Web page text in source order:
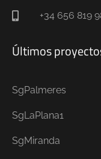
+34 656 819
Últimos
SgPalmeres
SgLaPlana1
SgMiranda